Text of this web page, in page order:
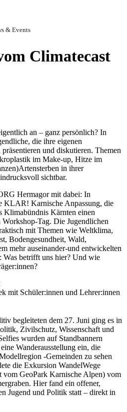
& Events
Climatecast
an – ganz persönlich? In
die ihre eigenen
und diskutieren. Themen
im Make-up, Hitze im
in ihrer
sichtbar.
Hermagor mit dabei: In
KLAR! Karnische Anpassung, die
Klimabündnis Kärnten einen
Tag. Die Jugendlichen
mit Themen wie Weltklima,
Bodengesundheit, Wald,
mehr auseinander-und entwickelten
Was betrifft uns hier? Und wie
mit Schüler:innen und Lehrer:innen
begleiteten dem 27. Juni ging es in
Zivilschutz, Wissenschaft und
wurden auf Standbannern
Wanderausstellung ein, die
-Gemeinden zu sehen
die Exkursion WandelWege
vom GeoPark Karnische Alpen) vom
Hier fand ein offener,
Jugend und Politik statt – direkt in